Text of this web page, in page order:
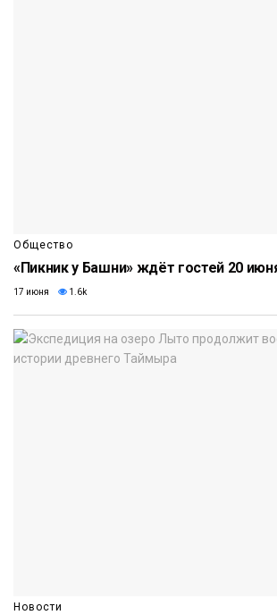
Общество
«Пикник у Башни» ждёт гостей 20
17 июня 1.6k
Новости